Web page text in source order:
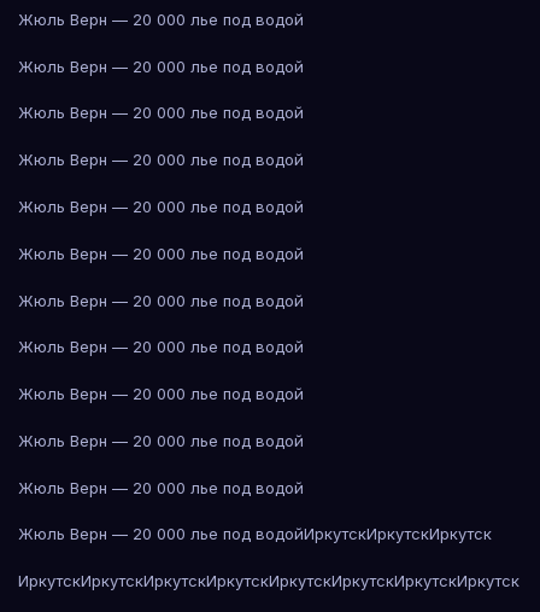
Жюль Верн — 20 000 лье под водой
Жюль Верн — 20 000 лье под водой
Жюль Верн — 20 000 лье под водой
Жюль Верн — 20 000 лье под водой
Жюль Верн — 20 000 лье под водой
Жюль Верн — 20 000 лье под водой
Жюль Верн — 20 000 лье под водой
Жюль Верн — 20 000 лье под водой
Жюль Верн — 20 000 лье под водой
Жюль Верн — 20 000 лье под водой
Жюль Верн — 20 000 лье под водой
Жюль Верн — 20 000 лье под водойИркутскИркутскИркутск
ИркутскИркутскИркутскИркутскИркутскИркутскИркутскИркутск